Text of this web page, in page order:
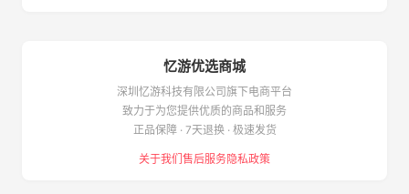
忆游优选商城
深圳忆游科技有限公司旗下电商平台
致力于为您提供优质的商品和服务
正品保障 · 7天退换 · 极速发货
关于我们 售后服务隐私政策